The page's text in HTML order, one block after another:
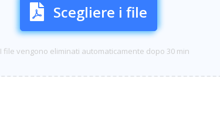
Scegliere i file
I file vengono eliminati automaticamente dopo 30 min